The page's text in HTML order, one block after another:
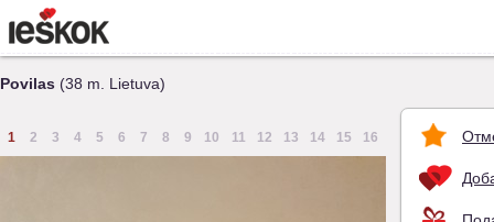
Povilas (38 m. Lietuva)
1 2 3 4 5 6 7 8 9 10 11 12 13 14 15 16